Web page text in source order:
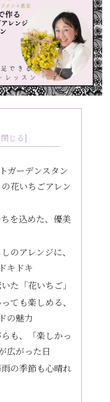
ガーデンスタン
花いちごアレン
を込めた、優美
のアレンジに、
キドキ
た「花いちご」
ても楽しめる、
の魅力
も、「楽しかっ
広がった日
の季節も心晴れ